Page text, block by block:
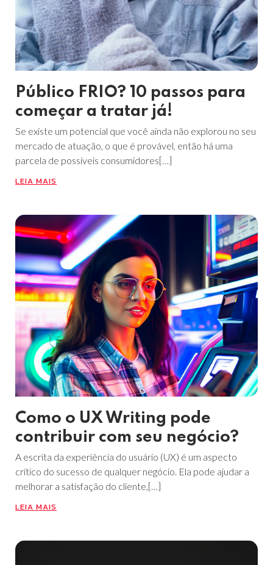
Público FRIO? 10 passos para
começar a tratar já!
Se existe um potencial que você ainda não explorou no seu
mercado de atuação, o que é provável, então há uma
parcela de possíveis consumidores[…]
LEIA MAIS
Como o UX Writing pode
contribuir com seu negócio?
A escrita da experiência do usuário (UX) é um aspecto
crítico do sucesso de qualquer negócio. Ela pode ajudar a
melhorar a satisfação do cliente,[…]
LEIA MAIS